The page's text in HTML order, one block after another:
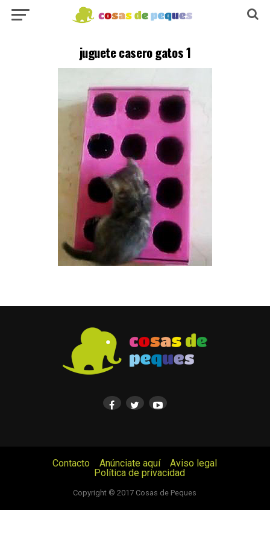
juguete casero gatos 1
Contacto Anúnciate aquí
Aviso legal
Política de privacidad
Copyright © 2017 Cosas de Peques